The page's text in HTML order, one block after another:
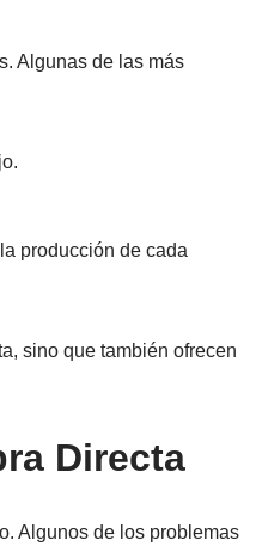
Algunas de las más
producción de cada
sino que también ofrecen
Directa
Algunos de los problemas